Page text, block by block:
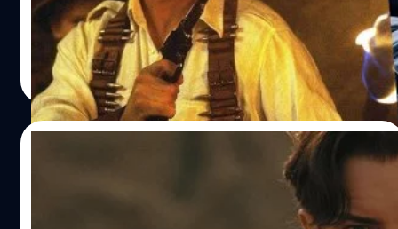
หรือไม่เคารพด้วยซ้ำ ซึ่งถึงแม้ว่าในปัจจุบันทาง HFPA จะได้
ทำการตรวจสอบและไล่คู่กรณีอย่างอดีตประธานสมาคมสื่อ ฯ
คนนั้นลงจากตำแหน่งประธานไปแล้ว แต่เฟรเซอร์ก็ยังคง
ยืนยันว่า "เพราะฉะนั้นไม่ล่ะ ผมไม่ไปร่วมงานด้วยหรอก… มัน
เป็นเพราะอดีตที่ผมมีร่วมกับเขา แล้วแม่ของผมก็ไม่ได้สอนให้
ผมเป็นคนปากว่าตาขยิบ ดังนั้น คุณสามารถตำหนิผมได้ทุก
เรื่องเลยนะ แต่ไม่ใช่เรื่องนี้" ถึงแม้ เหตุการณ์ในตอนนั้นจะไม่
ได้มีการกล่าวถึงชื่อของคู่กรณี แต่จากช่วงเวลาและหลาย…
สำเร็จเพราะตัวหนังขาดความสนุก
ประภาส อยู่เย็น| 1395 days ago
Read More
Brendan Fraser เผยประสบการณ์เฉียดตาย
ในกองถ่ายหนัง ‘The Mummy’